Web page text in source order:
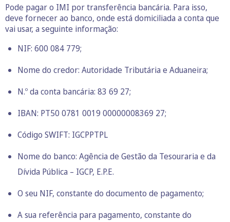
Pode pagar o IMI por transferência bancária. Para isso,
deve fornecer ao banco, onde está domiciliada a conta que
vai usar, a seguinte informação:
NIF: 600 084 779;
Nome do credor: Autoridade Tributária e Aduaneira;
N.º da conta bancária: 83 69 27;
IBAN: PT50 0781 0019 00000008369 27;
Código SWIFT: IGCPPTPL
Nome do banco: Agência de Gestão da Tesouraria e da
Dívida Pública – IGCP, E.P.E.
O seu NIF, constante do documento de pagamento;
A sua referência para pagamento, constante do